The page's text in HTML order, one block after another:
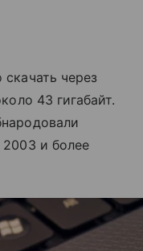
через
43 гигабайт.
и более